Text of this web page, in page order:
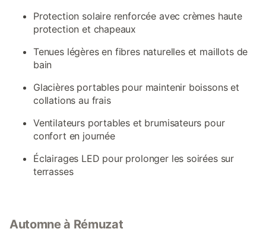
Protection solaire renforcée avec crèmes haute
protection et chapeaux
Tenues légères en fibres naturelles et maillots de
bain
Glacières portables pour maintenir boissons et
collations au frais
Ventilateurs portables et brumisateurs pour
confort en journée
Éclairages LED pour prolonger les soirées sur
terrasses
Automne à Rémuzat